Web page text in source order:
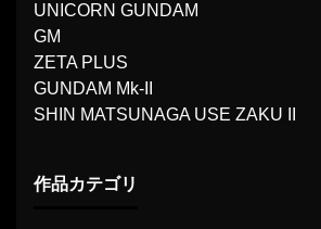
UNICORN GUNDAM
GM
ZETA PLUS
GUNDAM Mk-II
SHIN MATSUNAGA USE ZAKU II
作品カテゴリ